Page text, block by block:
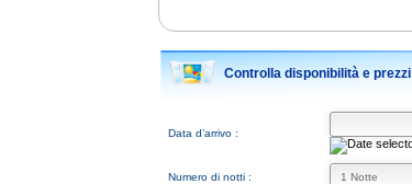
Controlla disponibilità e prezzi
Data d’arrivo :
Numero di notti :